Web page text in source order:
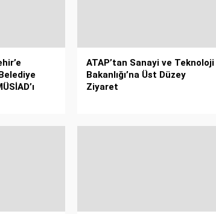
ATAP’tan Sanayi ve Teknoloji
Bakanlığı’na Üst Düzey
Ziyaret